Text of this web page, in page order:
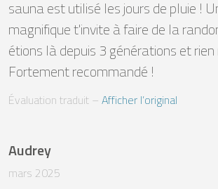
sauna est utilisé les jours de pluie !
magnifique t'invite à faire de la
étions là depuis 3 générations et rien
Fortement recommandé !
Évaluation traduit – Afficher l’original
Audrey
mars 2025